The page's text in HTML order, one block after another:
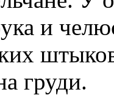
и
груди.